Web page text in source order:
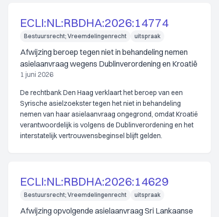
ECLI:NL:RBDHA:2026:14774
Bestuursrecht; Vreemdelingenrecht uitspraak
Afwijzing beroep tegen niet in behandeling nemen
asielaanvraag wegens Dublinverordening en Kroatië
1 juni 2026
De rechtbank Den Haag verklaart het beroep van een
Syrische asielzoekster tegen het niet in behandeling
nemen van haar asielaanvraag ongegrond, omdat Kroatië
verantwoordelijk is volgens de Dublinverordening en het
interstatelijk vertrouwensbeginsel blijft gelden.
ECLI:NL:RBDHA:2026:14629
Bestuursrecht; Vreemdelingenrecht uitspraak
Afwijzing opvolgende asielaanvraag Sri Lankaanse